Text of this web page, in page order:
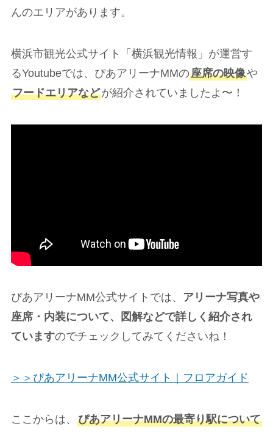
んのエリアがあります。
横浜市観光公式サイト「横浜観光情報」が運営す
るYoutubeでは、ぴあアリーナMMの座席の映像や
フードエリアなどが紹介されていましたよ〜！
ぴあアリーナMM公式サイトでは、 アリーナ写真や
座席・内装について、図解などで詳しく紹介され
ていますのでチェックしてみてくださいね！
＞＞ぴあアリーナMM公式サイト｜フロアガイド
ここからは、 ぴあアリーナMMの最寄り駅について